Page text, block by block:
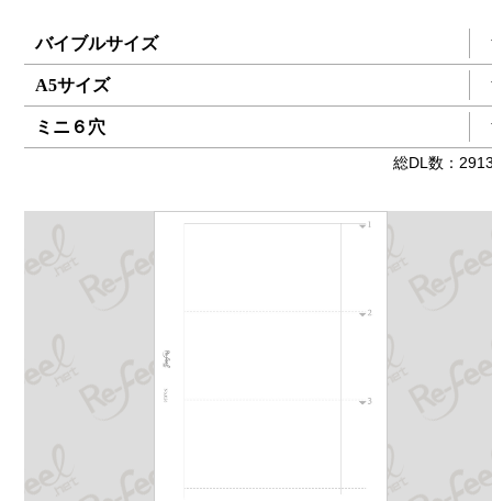
バイブルサイズ
A5サイズ
ミニ６穴
総DL数：